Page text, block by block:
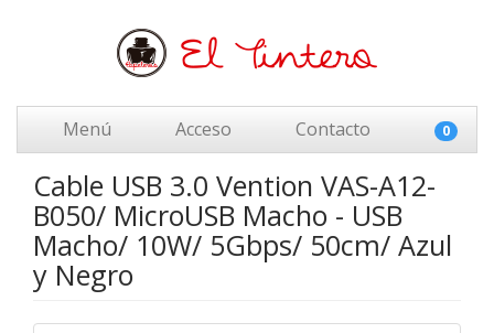
Menú Acceso Contacto 0
Cable USB 3.0 Vention VAS-A12-
B050/ MicroUSB Macho - USB
Macho/ 10W/ 5Gbps/ 50cm/ Azul
y Negro